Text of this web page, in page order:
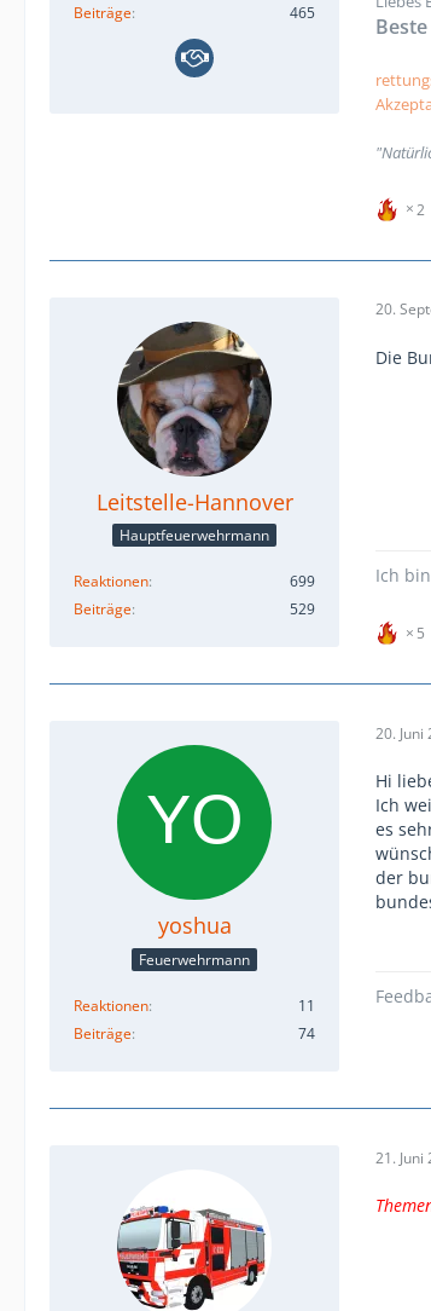
Beiträge
465
2
Leitstelle-Hannover
Hauptfeuerwehrmann
Reaktionen
699
Beiträge
529
20.
Die
Ich
5
yoshua
Feuerwehrmann
Reaktionen
11
Beiträge
74
20. Juni
Hi
Ich
es
der
21. Juni